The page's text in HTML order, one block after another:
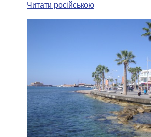
ПОРІВНЯННЯ
Читати російською